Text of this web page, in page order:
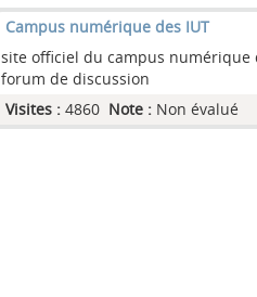
Campus numérique des IUT
site officiel du campus numérique
forum de discussion
Visites : 4860 Note : Non évalué